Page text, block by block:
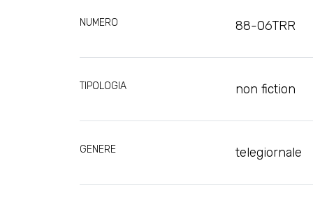
NUMERO 88-06TRR
TIPOLOGIA non fiction
GENERE telegiornale